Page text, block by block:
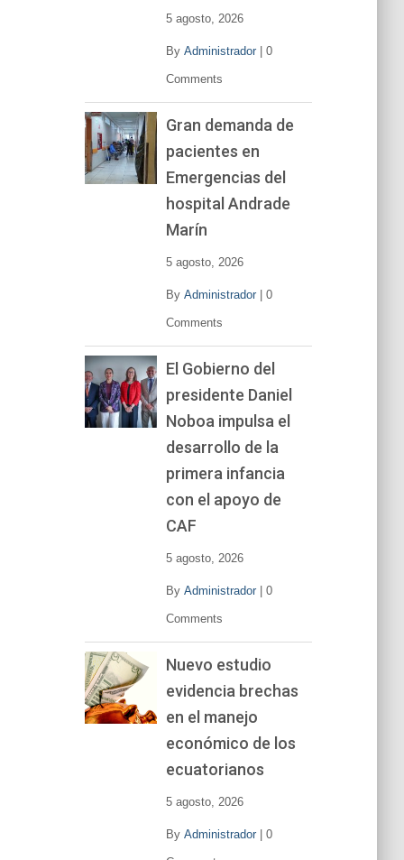
5 agosto, 2026
By Administrador| 0
Comments
Gran demanda de
pacientes en
Emergencias del
hospital Andrade
Marín
5 agosto, 2026
By Administrador| 0
Comments
El Gobierno del
presidente Daniel
Noboa impulsa el
desarrollo de la
primera infancia
con el apoyo de
CAF
5 agosto, 2026
By Administrador| 0
Comments
Nuevo estudio
evidencia brechas
en el manejo
económico de los
ecuatorianos
5 agosto, 2026
By Administrador| 0